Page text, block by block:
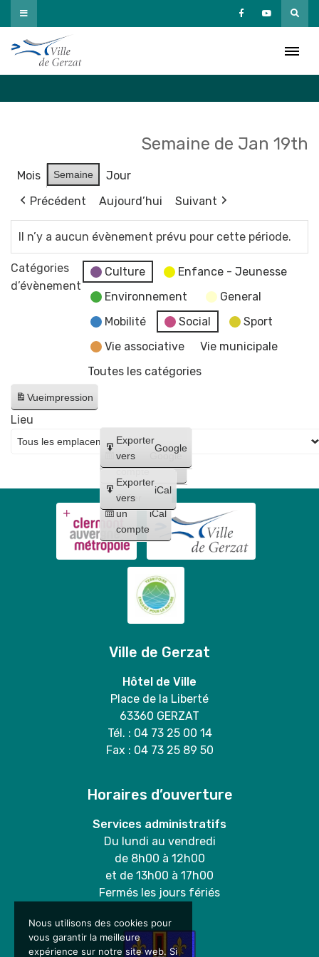
Passer
au
contenu
Semaine de Jan 19th
Mois Semaine
Jour
Précédent
Aujourd’hui Suivant
Il n’y a aucun évènement prévu pour cette période.
Catégories
d’évènement
Culture
Enfance - Jeunesse
Environnement
General
Mobilité
Social
Sport
Vie associative
Vie municipale
Toutes les catégories
Vueimpression
Créer
un
compte
Google
Créer
un
compte
iCal
Exporter
vers
Google
Exporter
vers
iCal
Lieu
Ville de Gerzat
Hôtel de Ville
Place de la Liberté
63360 GERZAT
Tél. : 04 73 25 00 14
Fax : 04 73 25 89 50
Horaires d’ouverture
Services administratifs
Du lundi au vendredi
de 8h00 à 12h00
et de 13h00 à 17h00
Fermés les jours fériés
Nous utilisons des cookies pour
vous garantir la meilleure
expérience sur notre site web. Si